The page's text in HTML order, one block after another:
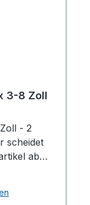
3-8 Zoll
- 2
ab
bar +